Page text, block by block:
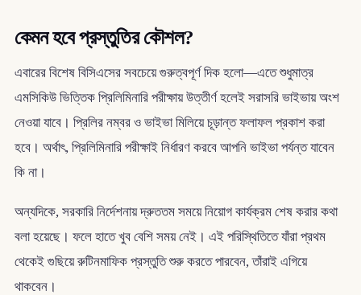
কেমন হবে প্রস্তুতির কৌশল?
এবারের বিশেষ বিসিএসের সবচেয়ে গুরুত্বপূর্ণ দিক হলো—এতে শুধুমাত্র
এমসিকিউ ভিত্তিক প্রিলিমিনারি পরীক্ষায় উত্তীর্ণ হলেই সরাসরি ভাইভায় অংশ
নেওয়া যাবে। প্রিলির নম্বর ও ভাইভা মিলিয়ে চূড়ান্ত ফলাফল প্রকাশ করা
হবে। অর্থাৎ, প্রিলিমিনারি পরীক্ষাই নির্ধারণ করবে আপনি ভাইভা পর্যন্ত যাবেন
কি না।
অন্যদিকে, সরকারি নির্দেশনায় দ্রুততম সময়ে নিয়োগ কার্যক্রম শেষ করার কথা
বলা হয়েছে। ফলে হাতে খুব বেশি সময় নেই। এই পরিস্থিতিতে যাঁরা প্রথম
থেকেই গুছিয়ে রুটিনমাফিক প্রস্তুতি শুরু করতে পারবেন, তাঁরাই এগিয়ে
থাকবেন।